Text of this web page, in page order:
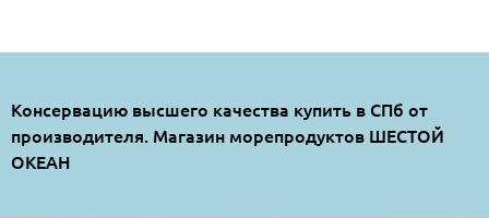
Консервацию высшего качества купить в СПб от
производителя. Магазин морепродуктов ШЕСТОЙ
ОКЕАН